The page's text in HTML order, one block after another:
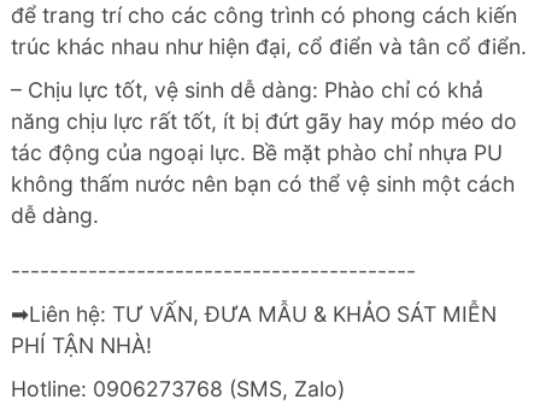
để trang trí cho các công trình có phong cách kiến
trúc khác nhau như hiện đại, cổ điển và tân cổ điển.
– Chịu lực tốt, vệ sinh dễ dàng: Phào chỉ có khả
năng chịu lực rất tốt, ít bị đứt gãy hay móp méo do
tác động của ngoại lực. Bề mặt phào chỉ nhựa PU
không thấm nước nên bạn có thể vệ sinh một cách
dễ dàng.
------------------------------------------
➡Liên hệ: TƯ VẤN, ĐƯA MẪU & KHẢO SÁT MIỄN
PHÍ TẬN NHÀ!
Hotline: 0906273768 (SMS, Zalo)